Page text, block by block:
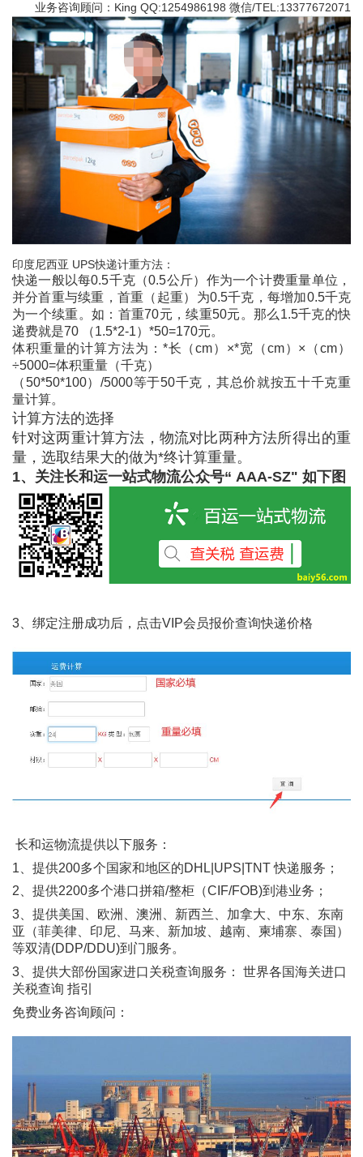
业务咨询顾问：King QQ:1254986198 微信/TEL:13377672071
印度尼西亚 UPS快递计重方法：
快递一般以每0.5千克（0.5公斤）作为一个计费重量单位，
并分首重与续重，首重（起重）为0.5千克，每增加0.5千克
为一个续重。如：首重70元，续重50元。那么1.5千克的快
递费就是70 （1.5*2-1）*50=170元。
体积重量的计算方法为：*长（cm）×*宽（cm）×（cm）
÷5000=体积重量（千克）
（50*50*100）/5000等于50千克，其总价就按五十千克重
量计算。
计算方法的选择
针对这两重计算方法，物流对比两种方法所得出的重
量，选取结果大的做为*终计算重量。
1、关注长和运一站式物流公众号“ AAA-SZ" 如下图
3、绑定注册成功后，点击VIP会员报价查询快递价格
长和运物流提供以下服务：
1、提供200多个国家和地区的DHL|UPS|TNT 快递服务；
2、提供2200多个港口拼箱/整柜（CIF/FOB)到港业务；
3、提供美国、欧洲、澳洲、新西兰、加拿大、中东、东南
亚（菲美律、印尼、马来、新加坡、越南、柬埔寨、泰国）
等双清(DDP/DDU)到门服务。
3、提供大部份国家进口关税查询服务： 世界各国海关进口
关税查询 指引
免费业务咨询顾问：